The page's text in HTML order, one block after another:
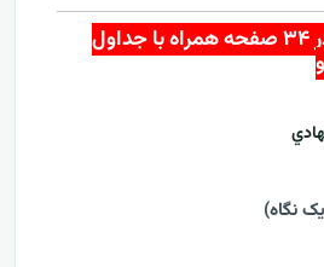
یک طرح بی مانند در ۳۴ صفحه همراه با جداول
نگاه)